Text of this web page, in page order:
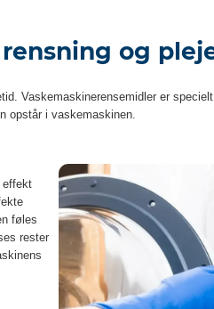
og
Vaskemaskinerensemidler er
opstår i vaskemaskinen.
effekt
føles
rester